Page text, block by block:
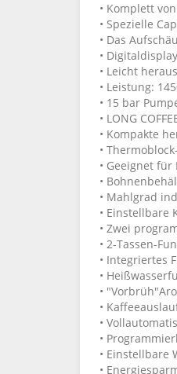
• Komplett
• Spezielle
• Das
•
• Leicht
• Leistung:
• 15 bar
• LONG
• Kompakte
•
• Geeignet
•
• Mahlgrad
• Einstellbare
• Zwei
• 2-Tassen-
• Integriertes
•
•
•
•
•
• Einstellbare
•